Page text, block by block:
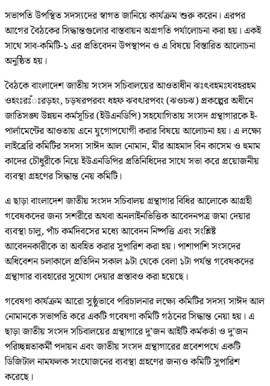
সভাপতি উপস্থিত সদস্যদের স্বাগত জানিয়ে কার্যক্রম শুরু করেন। এরপর
আগের বৈঠকের সিদ্ধান্তগুলোর বাস্তবায়ন অগ্রগতি পর্যালোচনা করা হয়। একই
সাথে সাব-কমিটি-১ এর প্রতিবেদন উপস্থাপন ও এ বিষয়ে বিস্তারিত আলোচনা
অনুষ্ঠিত হয়।
বৈঠকে বাংলাদেশ জাতীয় সংসদ সচিবালয়ের আওতাধীন ঝঃৎবহমঃযবহরহম
ওহংঃরঃঁঃরড়হং, চড়ষরপরবং ধহফ ঝবৎারপবং (ঝওচঝ) প্রকল্পের অধীনে
জাতিসঙ্ঘ উন্নয়ন কর্মসূচির (ইউএনডিপি) সহযোগিতায় সংসদ গ্রন্থাগারকে ই-
পার্লামেন্টের আওতায় এনে যুগোপযোগী করার বিষয়ে আলোচনা হয়। এ লক্ষ্যে
লাইব্রেরি কমিটির সদস্য সাঈদ আল নোমান, মীর আহমাদ বিন কাসেম ও হুমাম
কাদের চৌধুরীকে নিয়ে ইউএনডিপির প্রতিনিধিদের সাথে সভা করে প্রয়োজনীয়
ব্যবস্থা গ্রহণের সিদ্ধান্ত নেয় কমিটি।
এ ছাড়া বাংলাদেশ জাতীয় সংসদ সচিবালয় গ্রন্থাগার বিধির আলোকে আগ্রহী
গবেষকদের জন্য সশরীরে অথবা অনলাইনভিত্তিক আবেদনপত্র জমা দেয়ার
ব্যবস্থা চালু, পাঁচ কর্মদিবসের মধ্যে আবেদন নিষ্পত্তি এবং সংশ্লিষ্ট
আবেদনকারীকে তা অবহিত করার সুপারিশ করা হয়। পাশাপাশি সংসদের
অধিবেশন চলাকালে প্রতিদিন সকাল ৯টা থেকে বেলা ১টা পর্যন্ত গবেষকদের
গ্রন্থাগার ব্যবহারের সুযোগ দেয়ার প্রস্তাবও করা হয়েছে।
গবেষণা কার্যক্রম আরো সুষ্ঠুভাবে পরিচালনার লক্ষ্যে কমিটির সদস্য সাঈদ আল
নোমানকে সভাপতি করে একটি গবেষণা কমিটি গঠনের সিদ্ধান্ত নেয়া হয়। এ
ছাড়া জাতীয় সংসদ সচিবালয়ের গ্রন্থাগারে দু’জন আইটি কর্মকর্তা ও দু’জন
পরিচ্ছন্নতাকর্মী পদায়ন এবং জাতীয় সংসদ গ্রন্থাগারের প্রবেশপথে একটি
ডিজিটাল নামফলক সংযোজনের ব্যবস্থা গ্রহণের জন্যও কমিটি সুপারিশ
করেছে।